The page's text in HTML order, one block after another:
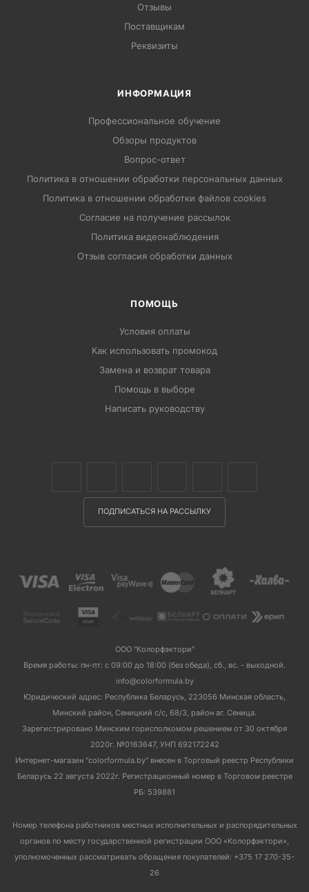
Отзывы
Поставщикам
Реквизиты
ИНФОРМАЦИЯ
Профессиональное обучение
Обзоры продуктов
Вопрос-ответ
Политика в отношении обработки персональных данных
Политика в отношении обработки файлов cookies
Согласие на получение рассылок
Политика видеонаблюдения
Отзыв согласия обработки данных
ПОМОЩЬ
Условия оплаты
Как использовать промокод
Замена и возврат товара
Помощь в выборе
Написать руководству
ПОДПИСАТЬСЯ НА РАССЫЛКУ
ООО "Колорфэктори"
Время работы: пн-пт: с 09:00 до 18:00 (без обеда), сб., вс. - выходной.
info@colorformula.by
Юридический адрес: Республика Беларусь, 223056 Минская область,
Минский район, Сеницкий с/с, 68/3, район аг. Сеница.
Зарегистрировано Минским горисполкомом решением от 30 октября
2020г. №0163647, УНП 692172242
Интернет-магазин "colorformula.by" внесен в Торговый реестр Республики
Беларусь 22 августа 2022г. Регистрационный номер в Торговом реестре
РБ: 539881
Номер телефона работников местных исполнительных и распорядительных
органов по месту государственной регистрации ООО «Колорфэктори»,
уполномоченных рассматривать обращения покупателей: +375 17 270-35-
26